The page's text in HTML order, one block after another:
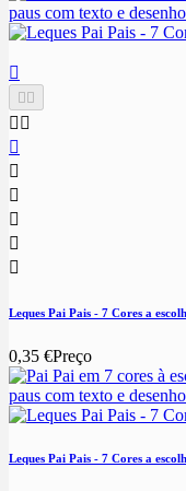


 






Leques Pai Pais - 7 Cores a
0,35 €Preço
Leques Pai Pais - 7 Cores a